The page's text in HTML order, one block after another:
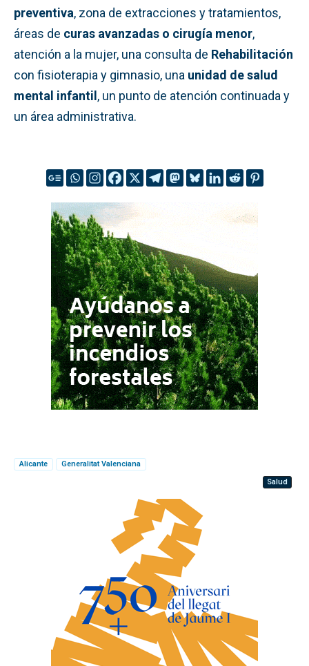
preventiva, zona de extracciones y tratamientos,
áreas de curas avanzadas o cirugía menor,
atención a la mujer, una consulta de Rehabilitación
con fisioterapia y gimnasio, una unidad de salud
mental infantil, un punto de atención continuada y
un área administrativa.
Alicante
Generalitat Valenciana
Salud